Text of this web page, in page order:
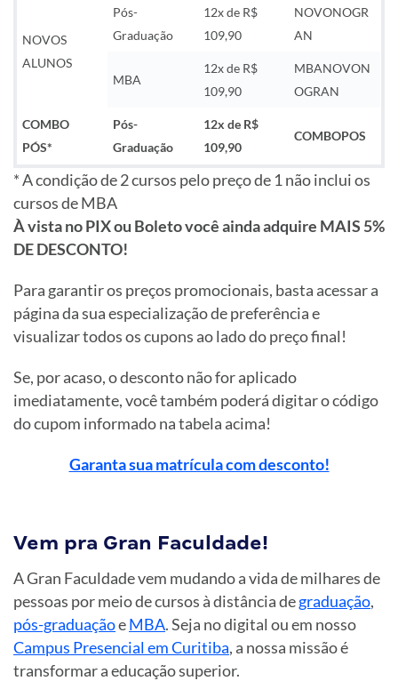
NOVOS
ALUNOS
Pós-
Graduação
12x de R$
109,90
NOVONOGR
AN
MBA
12x de R$
109,90
MBANOVON
OGRAN
COMBO
PÓS*
Pós-
Graduação
12x de R$
109,90
COMBOPOS
* A condição de 2 cursos pelo preço de 1 não inclui os
cursos de MBA
À vista no PIX ou Boleto você ainda adquire MAIS 5%
DE DESCONTO!
Para garantir os preços promocionais, basta acessar a
página da sua especialização de preferência e
visualizar todos os cupons ao lado do preço final!
Se, por acaso, o desconto não for aplicado
imediatamente, você também poderá digitar o código
do cupom informado na tabela acima!
Garanta sua matrícula com desconto!
Vem pra Gran Faculdade!
A Gran Faculdade vem mudando a vida de milhares de
pessoas por meio de cursos à distância degraduação,
pós-graduaçãoeMBA. Seja no digital ou em nosso
Campus Presencial em Curitiba, a nossa missão é
transformar a educação superior.